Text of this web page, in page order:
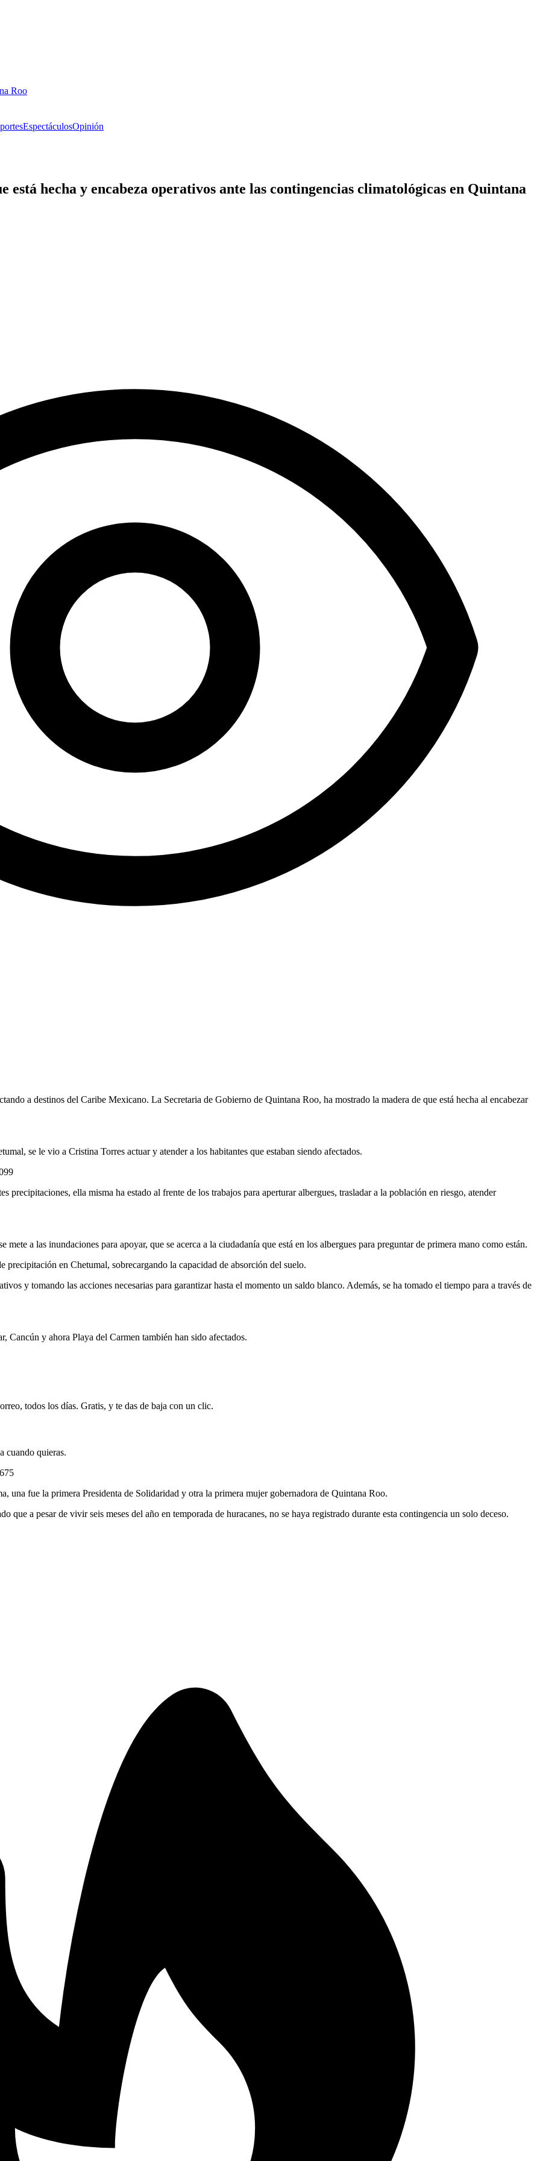
Roo
EspectáculosOpinión
hecha y encabeza operativos ante las contingencias climatológicas en Quintana
a destinos del Caribe Mexicano. La Secretaria de Gobierno de Quintana Roo, ha mostrado la madera de que está hecha al encabezar
se le vio a Cristina Torres actuar y atender a los habitantes que estaban siendo afectados.
precipitaciones, ella misma ha estado al frente de los trabajos para aperturar albergues, trasladar a la población en riesgo, atender
a las inundaciones para apoyar, que se acerca a la ciudadanía que está en los albergues para preguntar de primera mano como están.
en Chetumal, sobrecargando la capacidad de absorción del suelo.
y tomando las acciones necesarias para garantizar hasta el momento un saldo blanco. Además, se ha tomado el tiempo para a través de
Cancún y ahora Playa del Carmen también han sido afectados.
todos los días. Gratis, y te das de baja con un clic.
cuando quieras.
una fue la primera Presidenta de Solidaridad y otra la primera mujer gobernadora de Quintana Roo.
que a pesar de vivir seis meses del año en temporada de huracanes, no se haya registrado durante esta contingencia un solo deceso.